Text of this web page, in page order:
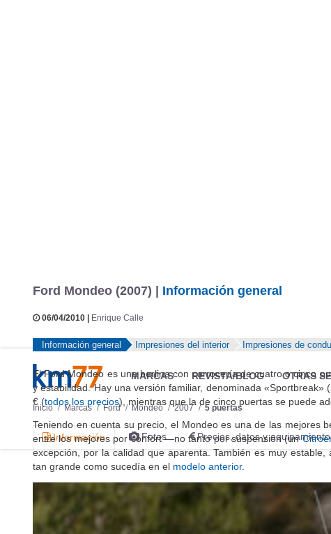
MARCAS REVISTA/BLOG OTRAS
Inicio Marcas Mondeo 2007 5 puertas
Información Fotos Precios, datos y equipamientos
Ford Mondeo (2007) | Información general
El Ford Mondeo es una berlina con carrocería de cuatro o cinco
y estabilidad. Hay una versión familiar, denominada «Sportbreak» (
€ (todos los precios), mientras que la de cinco puertas se puede
Teniendo en cuenta su precio, el Mondeo es una de las mejores
entre los mejores por confort —no tanto por suspensión (un
excepción, por la calidad que aparenta. También es muy